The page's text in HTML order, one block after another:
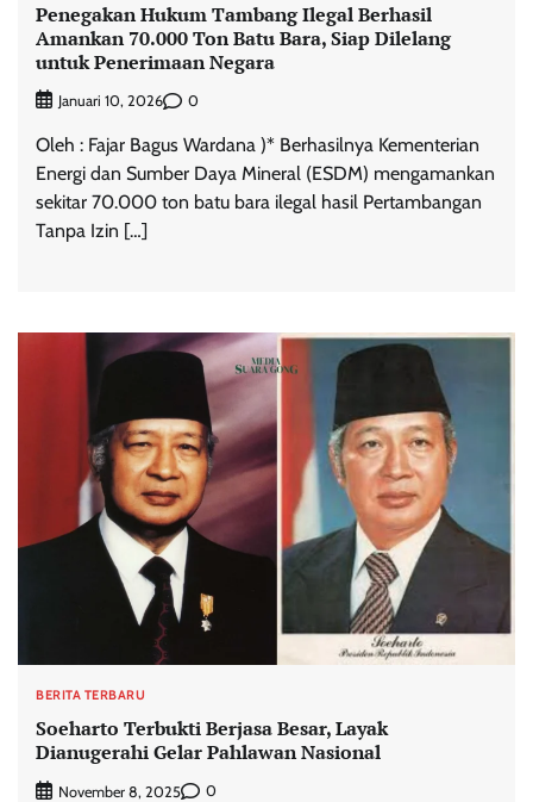
Penegakan Hukum Tambang Ilegal Berhasil
Amankan 70.000 Ton Batu Bara, Siap Dilelang
untuk Penerimaan Negara
Januari 10, 2026 0
Oleh : Fajar Bagus Wardana )* Berhasilnya Kementerian
Energi dan Sumber Daya Mineral (ESDM) mengamankan
sekitar 70.000 ton batu bara ilegal hasil Pertambangan
Tanpa Izin […]
BERITA TERBARU
Soeharto Terbukti Berjasa Besar, Layak
Dianugerahi Gelar Pahlawan Nasional
November 8, 2025 0